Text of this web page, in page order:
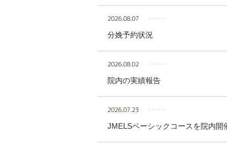
2026.08.07
‥‥‥
分娩予約状況
2026.08.02
‥‥‥
院内の実績報告
2026.07.23
‥‥‥
JMELSベーシックコースを院内開